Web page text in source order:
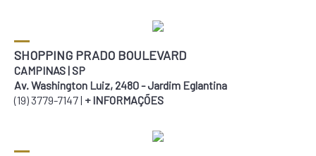
SHOPPING PRADO BOULEVARD
CAMPINAS | SP
Av. Washington Luiz, 2480 - Jardim Eglantina
(19) 3779-7147 | + INFORMAÇÕES